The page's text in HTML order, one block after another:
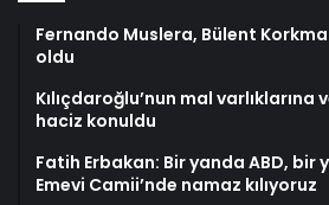
Fernando Muslera, Bülent
oldu
Kılıçdaroğlu’nun mal
haciz konuldu
Fatih Erbakan: Bir yanda ABD, bir
Emevi Camii’nde namaz kılıyoruz